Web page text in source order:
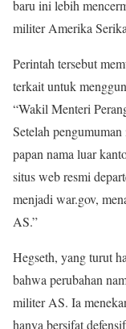
baru ini lebih
militer Amerika
Perintah tersebut
terkait untuk
“Wakil Menteri
Setelah
papan nama luar
situs web resmi
menjadi war.gov,
AS.”
Hegseth, yang turut
bahwa perubahan
militer AS. Ia
hanya bersifat